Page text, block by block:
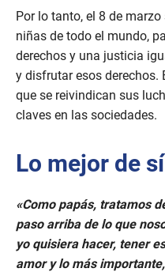
c
o
n
s
o
f
1
m
i
e
s
e
c
o
n
Por lo tanto, el 8 de
niñas de todo el mundo,
derechos y una justicia
y disfrutar esos derechos.
que se reivindican sus
claves en las sociedades.
Lo mejor de sí
«Como papás, tratamos
paso arriba de lo que
yo quisiera hacer, tener
amor y lo más